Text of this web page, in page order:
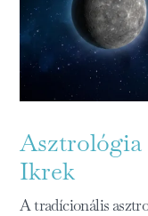
Asztrológia
Ikrek
A tradícionális